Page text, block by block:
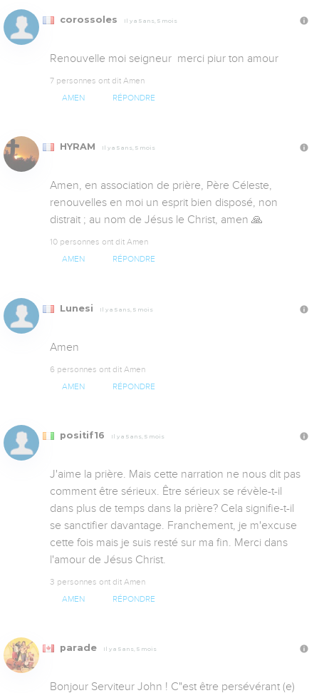
corossoles Il y a 5 ans, 5 mois
Renouvelle moi seigneur  merci piur ton amour
7 personnes ont dit Amen
AMEN RÉPONDRE
HYRAM Il y a 5 ans, 5 mois
Amen, en association de prière, Père Céleste,
renouvelles en moi un esprit bien disposé, non
distrait ; au nom de Jésus le Christ, amen 🙏
10 personnes ont dit Amen
AMEN RÉPONDRE
Lunesi Il y a 5 ans, 5 mois
Amen
6 personnes ont dit Amen
AMEN RÉPONDRE
positif16 Il y a 5 ans, 5 mois
J'aime la prière. Mais cette narration ne nous dit pas
comment être sérieux. Être sérieux se révèle-t-il
dans plus de temps dans la prière? Cela signifie-t-il
se sanctifier davantage. Franchement, je m'excuse
cette fois mais je suis resté sur ma fin. Merci dans
l'amour de Jésus Christ.
3 personnes ont dit Amen
AMEN RÉPONDRE
parade Il y a 5 ans, 5 mois
Bonjour Serviteur John ! C"est être persévérant (e)